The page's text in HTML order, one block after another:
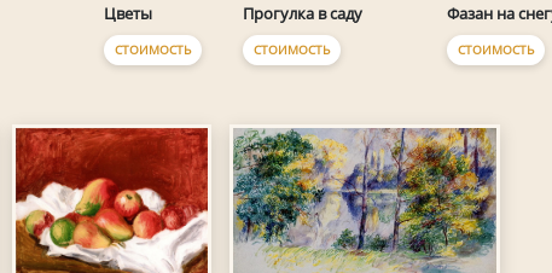
Цветы
СТОИМОСТЬ
Прогулка в саду
СТОИМОСТЬ
Фазан на
СТОИМОСТЬ